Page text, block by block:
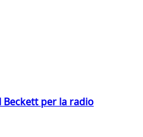
per la radio